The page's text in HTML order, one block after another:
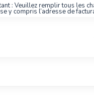
: Veuillez remplir tous les
y compris l’adresse de